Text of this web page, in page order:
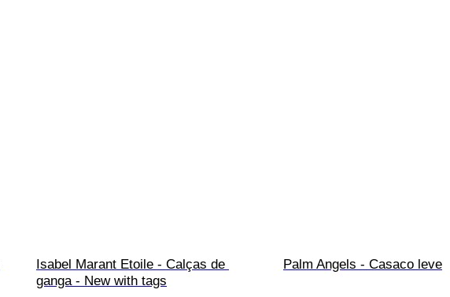
Isabel Marant Etoile - Calças de
ganga - New with tags
Palm Angels - Casaco leve